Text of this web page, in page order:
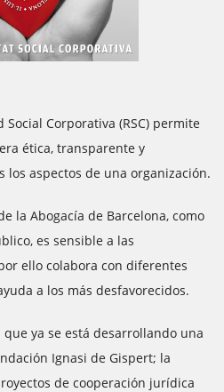
Social Corporativa (RSC) permite
ética, transparente y
los aspectos de una organización.
la Abogacía de Barcelona, como
es sensible a las
ello colabora con diferentes
a los más desfavorecidos.
ya se está desarrollando una
Ignasi de Gispert; la
de cooperación jurídica